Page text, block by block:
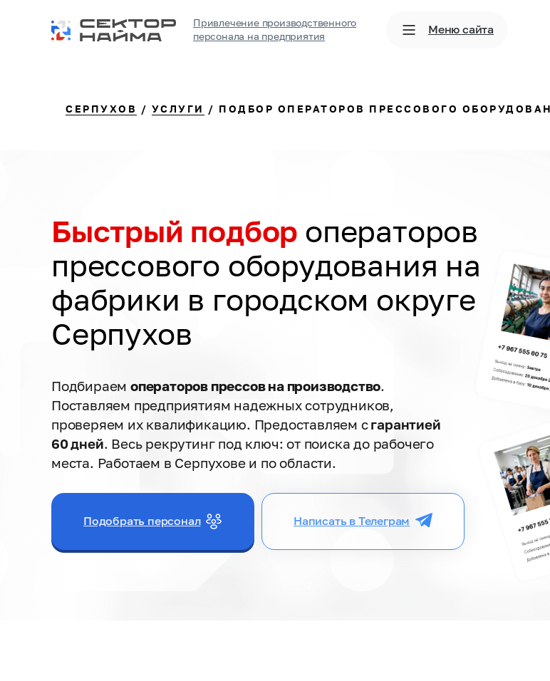
Привлечение производственного
персонала на предприятия
Меню сайта
СЕРПУХОВ / УСЛУГИ / ПОДБОР ОПЕРАТОРОВ ПРЕССОВОГО
Подбираем операторов прессов на производство.
Поставляем предприятиям надежных сотрудников,
проверяем их квалификацию. Предоставляем сгарантией
60 дней. Весь рекрутинг под ключ: от поиска до рабочего
места. Работаем в Серпухове и по области.
Быстрый подбор операторов
прессового оборудования на
фабрики в городском округе
Серпухов
Написать в Телеграм
Подобрать персонал